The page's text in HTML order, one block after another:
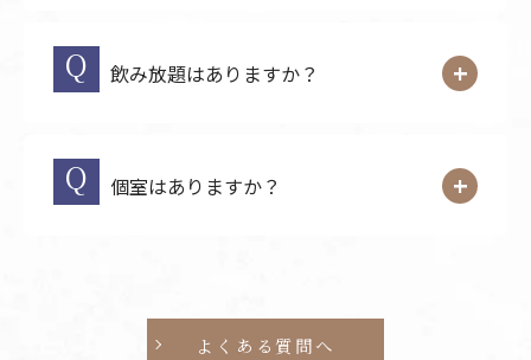
飲み放題はありますか？
個室はありますか？
よくある質問へ